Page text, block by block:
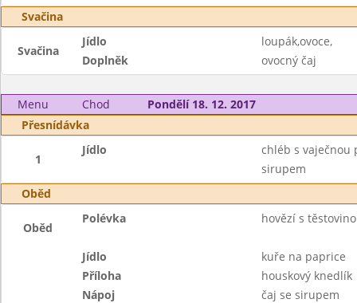
Svačina
Svačina
Jídlo
loupák,ovoce,
Doplněk
ovocný čaj
Menu Chod
Pondělí 18. 12. 2017
Přesnídávka
1
Jídlo
chléb s vaječnou
sirupem
Oběd
Oběd
Polévka hovězí s
Jídlo
kuře na paprice
Příloha
houskový knedlík
Nápoj
čaj se sirupem